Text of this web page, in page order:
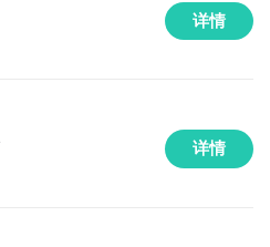
详情
详情